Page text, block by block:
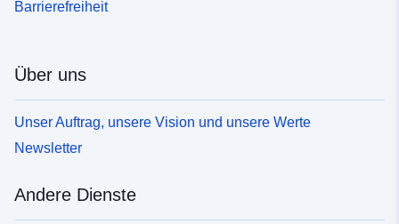
Barrierefreiheit
Über uns
Unser Auftrag, unsere Vision und unsere Werte
Newsletter
Andere Dienste